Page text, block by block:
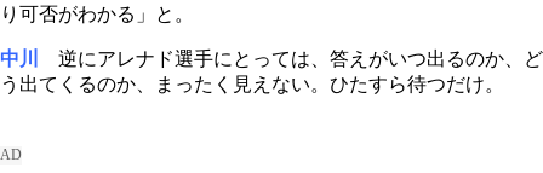
り可否がわかる」と。
中川
逆にアレナド選手にとっては、答えがいつ出るのか、ど
う出てくるのか、まったく見えない。ひたすら待つだけ。